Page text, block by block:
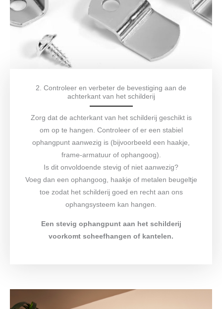
2. Controleer en verbeter de bevestiging aan de
achterkant van het schilderij
Zorg dat de achterkant van het schilderij geschikt is
om op te hangen. Controleer of er een stabiel
ophangpunt aanwezig is (bijvoorbeeld een haakje,
frame-armatuur of ophangoog).
Is dit onvoldoende stevig of niet aanwezig?
Voeg dan een ophangoog, haakje of metalen beugeltje
toe zodat het schilderij goed en recht aan ons
ophangsysteem kan hangen.
Een stevig ophangpunt aan het schilderij
voorkomt scheefhangen of kantelen.